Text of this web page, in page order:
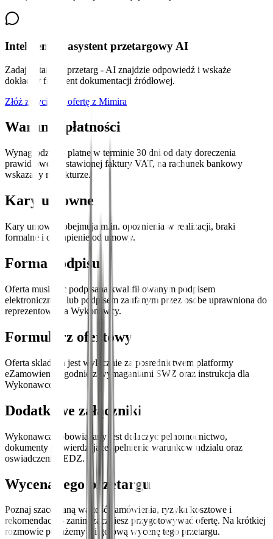
Inteligentny asystent przetargowy AI
Zadaj pytanie o przetarg - AI znajdzie odpowiedź i wskaże
dokładny fragment dokumentacji źródłowej.
Złóż zwycięską ofertę z Mimira
Warunki płatności
Wynagrodzenie platne w terminie 30 dni od daty doreczenia
prawidlowo wystawionej faktury VAT, na rachunek bankowy
wskazany na fakturze.
Kary umowne
Kary umowne obejmuja m.in. opoznienia w realizacji, braki
formalne i odstapienie od umowy.
Forma podpisu
Oferta musi byc podpisana kwalifikowanym podpisem
elektronicznym lub podpisem zaufanym przez osobe uprawniona do
reprezentowania Wykonawcy.
Formularz ofertowy
Oferta skladana jest wylacznie za posrednictwem platformy
eZamowienia zgodnie z wymaganiami SWZ oraz instrukcja dla
Wykonawcow.
Dodatkowe załączniki
Wykonawca zobowiazany jest dolaczyc pelnomocnictwo,
dokumenty potwierdzajace spelnienie warunkow udzialu oraz
oswiadczenie JEDZ.
Wycena tego przetargu
Poznaj szacowaną wartość zamówienia, ryzyka kosztowe i
rekomendacje - zanim zaczniesz przygotowywać ofertę. Na krótkiej
rozmowie pokażemy Ci gotową wycenę tego przetargu.